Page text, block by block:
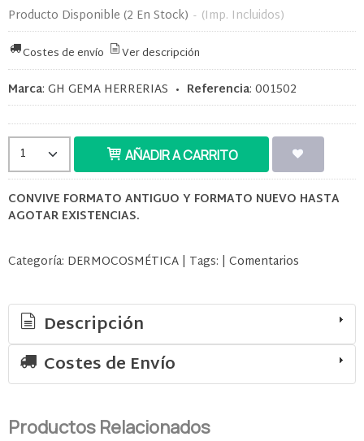
Producto Disponible (2 En Stock) - (Imp. Incluidos)
Costes de envío Ver descripción
Marca: GH GEMA HERRERIAS • Referencia: 001502
AÑADIR A CARRITO
CONVIVE FORMATO ANTIGUO Y FORMATO NUEVO HASTA
AGOTAR EXISTENCIAS.
Categoría: DERMOCOSMÉTICA | Tags: | Comentarios
Descripción
Costes de Envío
Productos Relacionados